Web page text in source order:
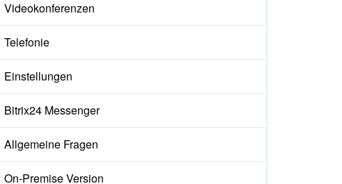
Videokonferenzen
Telefonie
Einstellungen
Bitrix24 Messenger
Allgemeine Fragen
On-Premise Version